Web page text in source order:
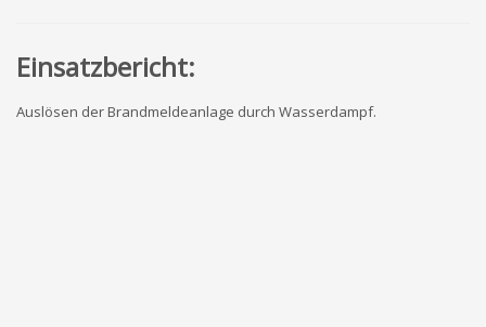
Einsatzbericht:
Auslösen der Brandmeldeanlage durch Wasserdampf.